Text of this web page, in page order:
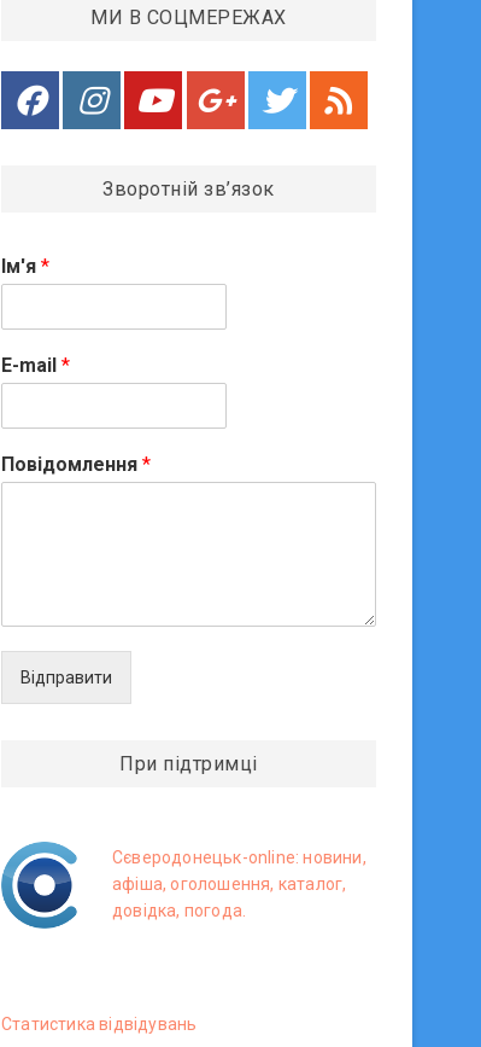
МИ В СОЦМЕРЕЖАХ
Зворотній зв’язок
Ім'я *
E-mail *
Повідомлення *
Відправити
При підтримці
Сєверодонецьк-online: новини,
афіша, оголошення, каталог,
довідка, погода.
Статистика вiдвiдувань